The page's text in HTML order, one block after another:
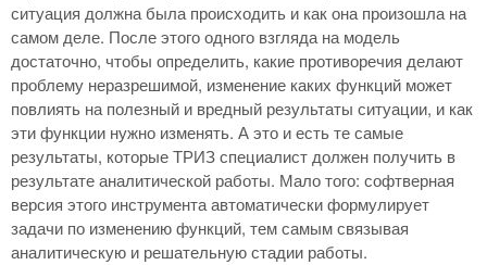
ситуация должна была происходить и как она произошла на
самом деле. После этого одного взгляда на модель
достаточно, чтобы определить, какие противоречия делают
проблему неразрешимой, изменение каких функций может
повлиять на полезный и вредный результаты ситуации, и как
эти функции нужно изменять. А это и есть те самые
результаты, которые ТРИЗ специалист должен получить в
результате аналитической работы. Мало того: софтверная
версия этого инструмента автоматически формулирует
задачи по изменению функций, тем самым связывая
аналитическую и решательную стадии работы.